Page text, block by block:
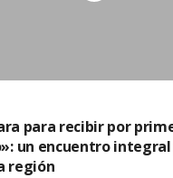
para recibir por
un encuentro
región